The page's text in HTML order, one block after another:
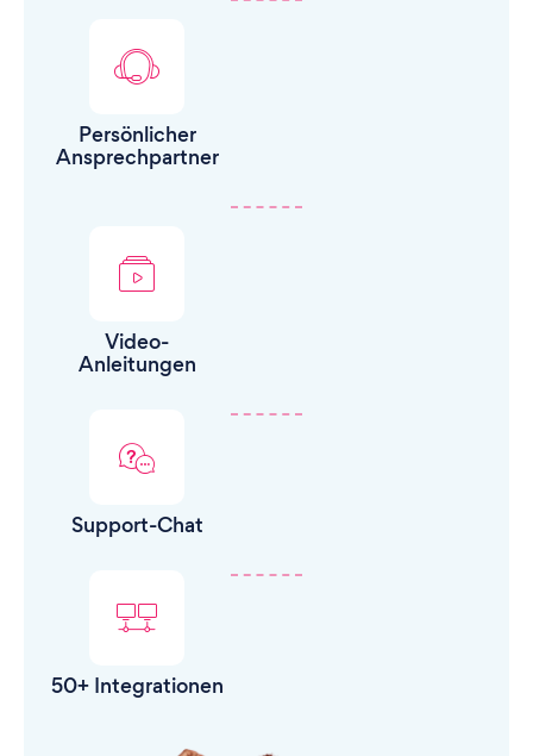
Persönlicher
Ansprechpartner
Video-
Anleitungen
Support-Chat
50+ Integrationen